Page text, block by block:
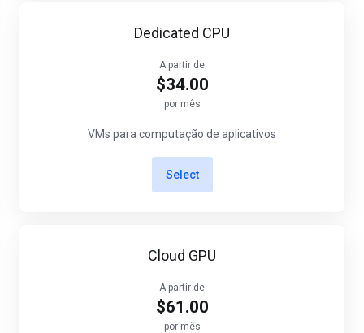
Dedicated CPU
A partir de
$34.00
por mês
VMs para computação de aplicativos
Select
Cloud GPU
A partir de
$61.00
por mês